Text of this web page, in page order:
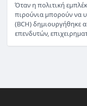
Όταν η πολιτική
πιρούνια μπορούν να
(BCH) δημιουργήθηκε
επενδυτών,